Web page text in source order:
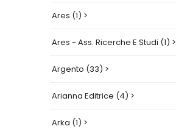
Ares (1) >
Ares - Ass. Ricerche E Studi (1) >
Argento (33) >
Arianna Editrice (4) >
Arka (1) >